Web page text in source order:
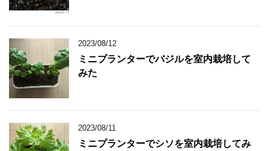
2023/08/12
ミニプランターでバジルを室内栽培して
みた
2023/08/11
ミニプランターでシソを室内栽培してみ